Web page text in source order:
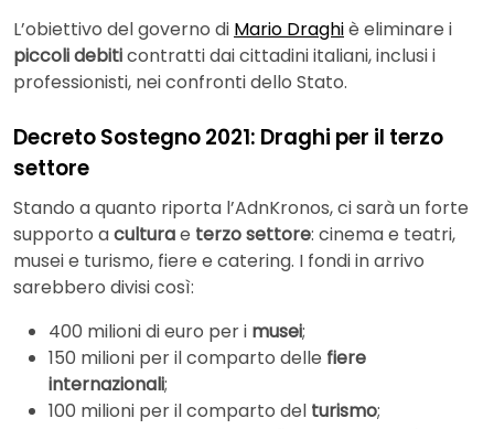
L’obiettivo del governo di Mario Draghiè eliminare i
piccoli debiticontratti dai cittadini italiani, inclusi i
professionisti, nei confronti dello Stato.
Decreto Sostegno 2021: Draghi per il terzo
settore
Stando a quanto riporta l’AdnKronos, ci sarà un forte
supporto aculturae terzo settore: cinema e teatri,
musei e turismo, fiere e catering. I fondi in arrivo
sarebbero divisi così:
400 milioni di euro per i musei;
150 milioni per il comparto delle fiere
internazionali;
100 milioni per il comparto del turismo;